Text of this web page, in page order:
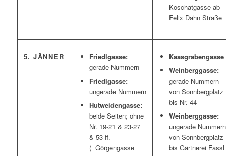
Koschatgasse ab
Felix Dahn Straße
5. JÄNNER
Friedlgasse:
gerade Nummern
Friedlgasse:
ungerade Nummern
Hutweidengasse:
beide Seiten; ohne
Nr. 19-21 & 23-27
& 53 ff.
(=Görgengasse
Kaasgrabengasse
Weinberggasse:
gerade Nummern
von Sonnbergplatz
bis Nr. 44
Weinberggasse:
ungerade Nummern
von Sonnbergplatz
bis Gärtnerei Fassl